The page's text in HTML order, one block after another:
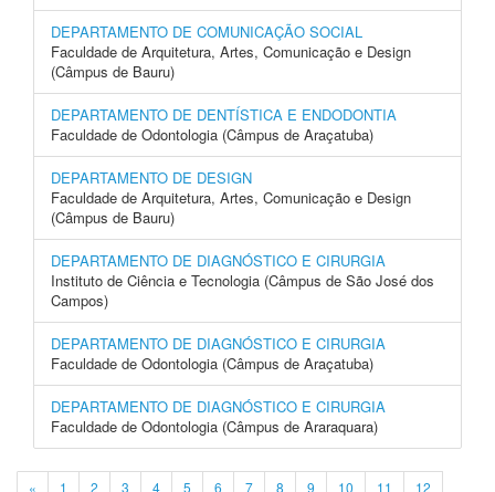
DEPARTAMENTO DE COMUNICAÇÃO SOCIAL
Faculdade de Arquitetura, Artes, Comunicação e Design
(Câmpus de Bauru)
DEPARTAMENTO DE DENTÍSTICA E ENDODONTIA
Faculdade de Odontologia (Câmpus de Araçatuba)
DEPARTAMENTO DE DESIGN
Faculdade de Arquitetura, Artes, Comunicação e Design
(Câmpus de Bauru)
DEPARTAMENTO DE DIAGNÓSTICO E CIRURGIA
Instituto de Ciência e Tecnologia (Câmpus de São José dos
Campos)
DEPARTAMENTO DE DIAGNÓSTICO E CIRURGIA
Faculdade de Odontologia (Câmpus de Araçatuba)
DEPARTAMENTO DE DIAGNÓSTICO E CIRURGIA
Faculdade de Odontologia (Câmpus de Araraquara)
« 1 2 3 4 5 6 7 8 9 10 11 12